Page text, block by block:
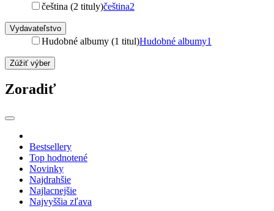
čeština (2 tituly)čeština2
Vydavateľstvo
Hudobné albumy (1 titul)Hudobné albumy1
Zúžiť výber
Zoradiť
Bestsellery
Top hodnotené
Novinky
Najdrahšie
Najlacnejšie
Najvyššia zľava